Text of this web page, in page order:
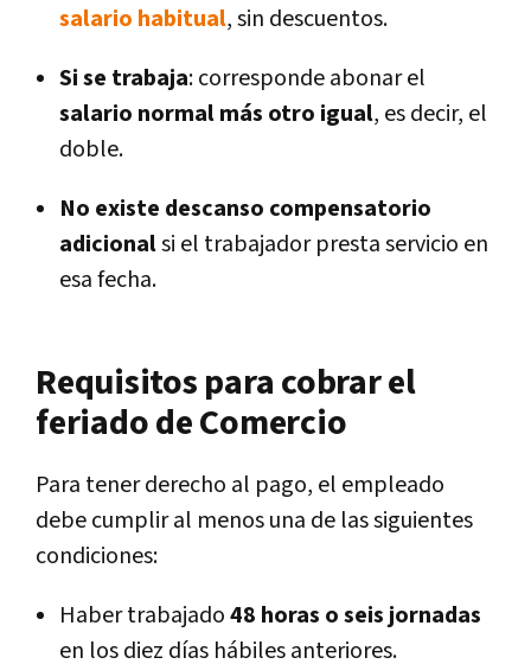
salario habitual, sin descuentos.
Si se trabaja: corresponde abonar el
salario normal más otro igual, es decir, el
doble.
No existe descanso compensatorio
adicionalsi el trabajador presta servicio en
esa fecha.
Requisitos para cobrar el
feriado de Comercio
Para tener derecho al pago, el empleado
debe cumplir al menos una de las siguientes
condiciones:
Haber trabajado48 horas o seis jornadas
en los diez días hábiles anteriores.